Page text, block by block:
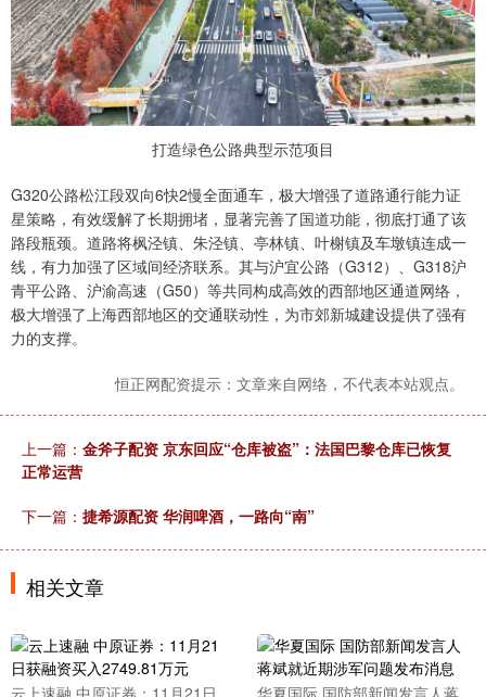
打造绿色公路典型示范项目
G320公路松江段双向6快2慢全面通车，极大增强了道路通行能力证
星策略，有效缓解了长期拥堵，显著完善了国道功能，彻底打通了该
路段瓶颈。道路将枫泾镇、朱泾镇、亭林镇、叶榭镇及车墩镇连成一
线，有力加强了区域间经济联系。其与沪宜公路（G312）、G318沪
青平公路、沪渝高速（G50）等共同构成高效的西部地区通道网络，
极大增强了上海西部地区的交通联动性，为市郊新城建设提供了强有
力的支撑。
恒正网配资提示：文章来自网络，不代表本站观点。
上一篇： 金斧子配资 京东回应“仓库被盗”：法国巴黎仓库已恢复
正常运营
下一篇： 捷希源配资 华润啤酒，一路向“南”
相关文章
云上速融 中原证券：11月21日 华夏国际 国防部新闻发言人蒋